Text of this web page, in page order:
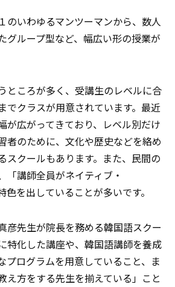
のいわゆるマンツーマンから、数人
グループ型など、幅広い形の授業が
ところが多く、受講生のレベルに合
でクラスが用意されています。最近
が広がってきており、レベル別だけ
者のために、文化や歴史などを絡め
スクールもあります。また、民間の
「講師全員がネイティブ・
色を出していることが多いです。
彦先生が院長を務める韓国語スクー
特化した講座や、韓国語講師を養成
プログラムを用意していること、ま
え方をする先生を揃えている」こと